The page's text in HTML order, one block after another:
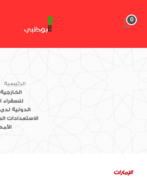
0
الرئيسية
للسفراء
الدولية
الاستعدادات
الإمارات